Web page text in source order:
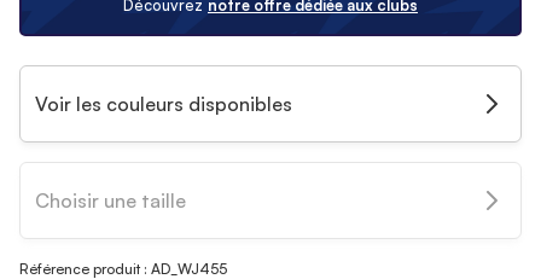
Découvrez notre offre dédiée aux clubs
Voir les couleurs disponibles
Choisir une taille
Référence produit : AD_WJ455